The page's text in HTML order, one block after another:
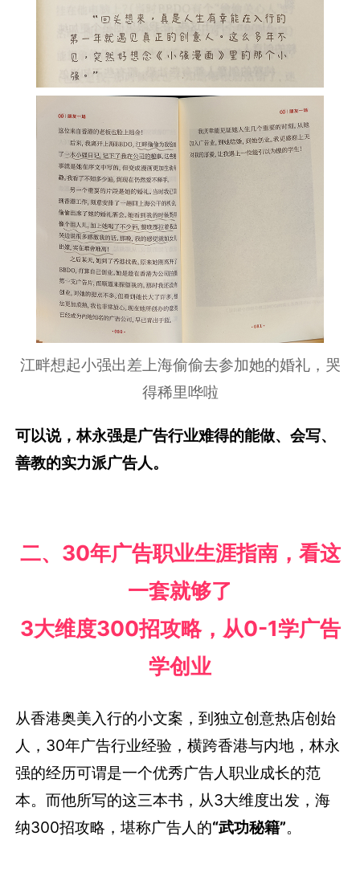
江畔想起小强出差上海偷偷去参加她的婚礼，哭
得稀里哗啦
可以说，林永强是广告行业难得的能做、会写、
善教的实力派广告人。
二、30年广告职业生涯指南，看这
一套就够了
3大维度300招攻略，从0-1学广告
学创业
从香港奥美入行的小文案，到独立创意热店创始
人，30年广告行业经验，横跨香港与内地，林永
强的经历可谓是一个优秀广告人职业成长的范
本。而他所写的这三本书，从3大维度出发，海
纳300招攻略，堪称广告人的“武功秘籍”。